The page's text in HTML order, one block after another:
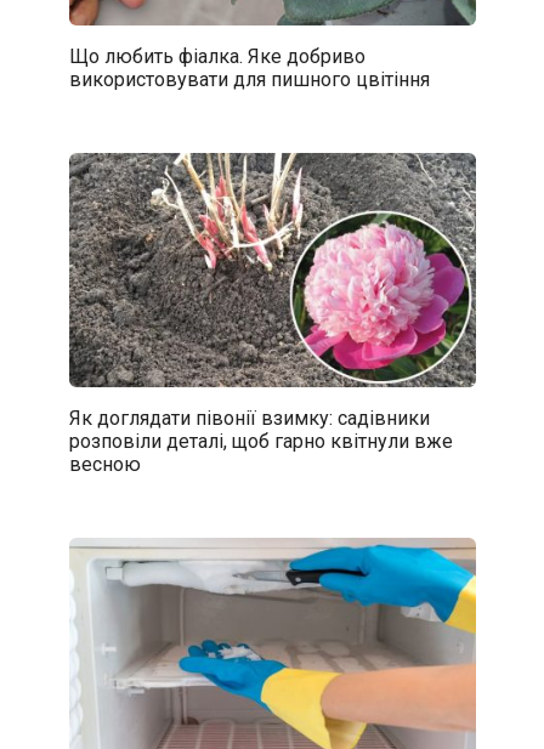
Що любить фіалка. Яке добриво
використовувати для пишного цвітіння
Як доглядати півонії взимку: садівники
розповіли деталі, щоб гарно квітнули вже
весною